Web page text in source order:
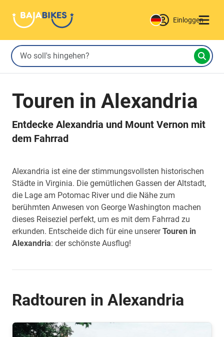
Einloggen
Touren in Alexandria
Entdecke Alexandria und Mount Vernon mit
dem Fahrrad
Alexandria ist eine der stimmungsvollsten historischen
Städte in Virginia. Die gemütlichen Gassen der Altstadt,
die Lage am Potomac River und die Nähe zum
berühmten Anwesen von George Washington machen
dieses Reiseziel perfekt, um es mit dem Fahrrad zu
erkunden. Entscheide dich für eine unsererTouren in
Alexandria: der schönste Ausflug!
Radtouren in Alexandria